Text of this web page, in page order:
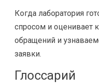
Когда лаборатория
спросом и оценивает
обращений и
заявки.
Глоссарий